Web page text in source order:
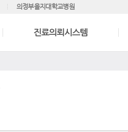
의정부을지대학교병원
진료의뢰시스템